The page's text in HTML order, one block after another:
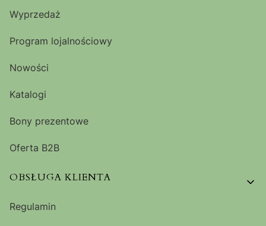
Wyprzedaż
Program lojalnościowy
Nowości
Katalogi
Bony prezentowe
Oferta B2B
OBSŁUGA KLIENTA
Regulamin